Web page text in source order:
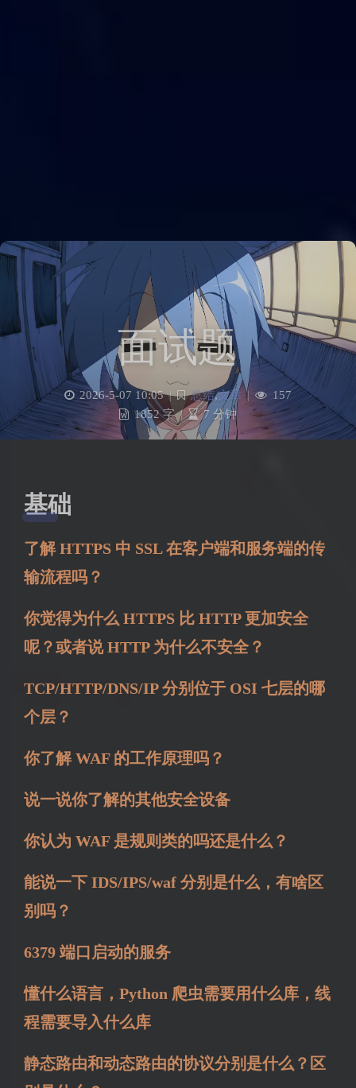
面试题
2026-5-07 10:05 | 总结,文章 |
157
1852 字 | 7 分钟
基础
了解 HTTPS 中 SSL 在客户端和服务端的传
输流程吗？
你觉得为什么 HTTPS 比 HTTP 更加安全
呢？或者说 HTTP 为什么不安全？
TCP/HTTP/DNS/IP 分别位于 OSI 七层的哪
个层？
你了解 WAF 的工作原理吗？
说一说你了解的其他安全设备
你认为 WAF 是规则类的吗还是什么？
能说一下 IDS/IPS/waf 分别是什么，有啥区
别吗？
6379 端口启动的服务
懂什么语言，Python 爬虫需要用什么库，线
程需要导入什么库
静态路由和动态路由的协议分别是什么？区